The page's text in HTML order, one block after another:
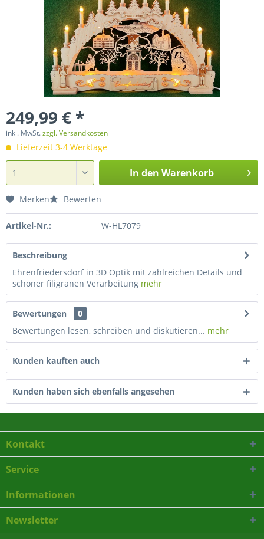
249,99 € *
inkl. MwSt.zzgl. Versandkosten
Lieferzeit 3-4 Werktage
In den Warenkorb
Merken Bewerten
Artikel-Nr.: W-HL7079
Beschreibung
Ehrenfriedersdorf in 3D Optik mit zahlreichen Details und
schöner filigranen Verarbeitung mehr
Bewertungen
0
Bewertungen lesen, schreiben und diskutieren... mehr
Kunden kauften auch
Kunden haben sich ebenfalls angesehen
Kontakt
Service
Informationen
Newsletter